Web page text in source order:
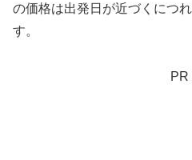
の価格は出発日が近づくにつ
す。
PR